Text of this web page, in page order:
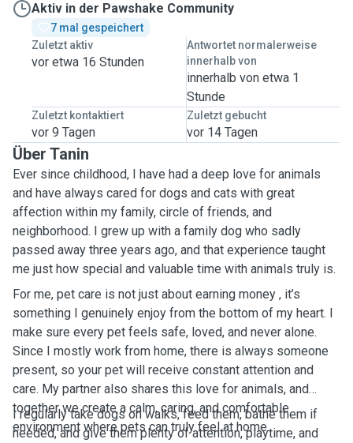
Aktiv in der Pawshake Community
7 mal gespeichert
Zuletzt aktiv
vor etwa 16 Stunden
Antwortet normalerweise
innerhalb von
innerhalb von etwa 1
Stunde
Zuletzt kontaktiert
vor 9 Tagen
Zuletzt gebucht
vor 14 Tagen
Über Tanin
Ever since childhood, I have had a deep love for animals
and have always cared for dogs and cats with great
affection within my family, circle of friends, and
neighborhood. I grew up with a family dog who sadly
passed away three years ago, and that experience taught
me just how special and valuable time with animals truly is.
For me, pet care is not just about earning money , it’s
something I genuinely enjoy from the bottom of my heart. I
make sure every pet feels safe, loved, and never alone.
Since I mostly work from home, there is always someone
present, so your pet will receive constant attention and
care. My partner also shares this love for animals, and
together we create a calm, caring, and comfortable
environment where pets can truly feel at home.
I regularly take dogs on walks, feed them, bathe them if
needed, and give them plenty of attention, playtime, and